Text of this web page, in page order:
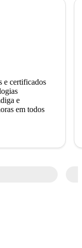
e certificados
e
em todos